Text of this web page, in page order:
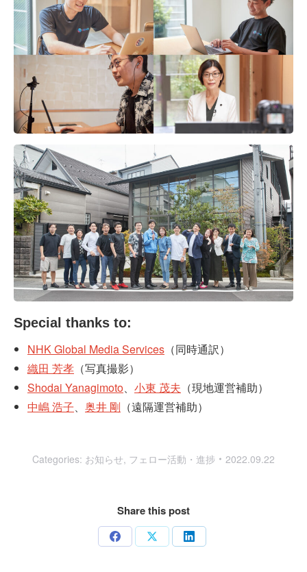
Special thanks to:
NHK Global Media Services （同時通訳）
織田 芳孝 （写真撮影）
Shodai Yanagimoto、 小東 茂夫 （現地運営補助）
中嶋 浩子、 奥井 剛 （遠隔運営補助）
Categories: お知らせ, フェロー活動・進捗 2022.09.22
Share this post
Share Share Share